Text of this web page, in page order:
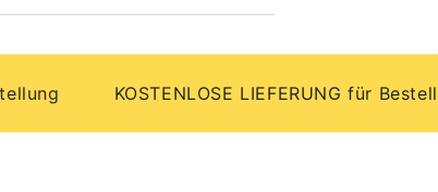
KOSTENLOSE LIEFERUNG für